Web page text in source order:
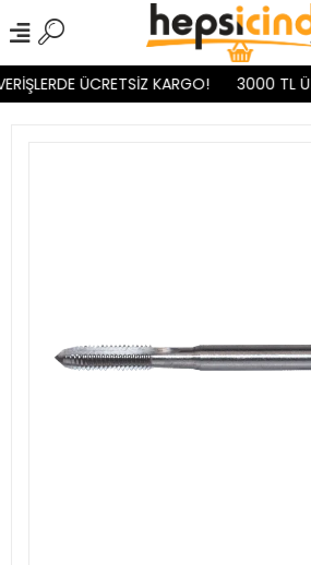
ÜCRETSİZ KARGO! 3000 TL